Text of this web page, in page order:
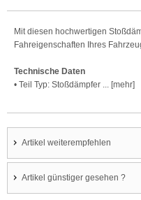
Mit diesen hochwertigen
Fahreigenschaften Ihres
Technische Daten
• Teil Typ: Stoßdämpfer ... [mehr]
Artikel weiterempfehlen
Artikel günstiger gesehen ?